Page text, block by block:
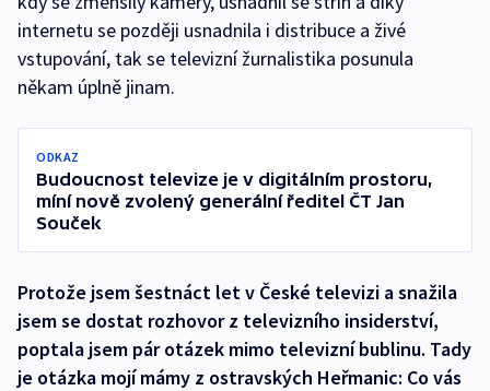
internetu se později usnadnila i distribuce a živé
vstupování, tak se televizní žurnalistika posunula
někam úplně jinam.
ODKAZ
Budoucnost televize je v digitálním prostoru,
míní nově zvolený generální ředitel ČT Jan
Souček
Protože jsem šestnáct let v České televizi a snažila
jsem se dostat rozhovor z televizního insiderství,
poptala jsem pár otázek mimo televizní bublinu. Tady
je otázka mojí mámy z ostravských Heřmanic: Co vás